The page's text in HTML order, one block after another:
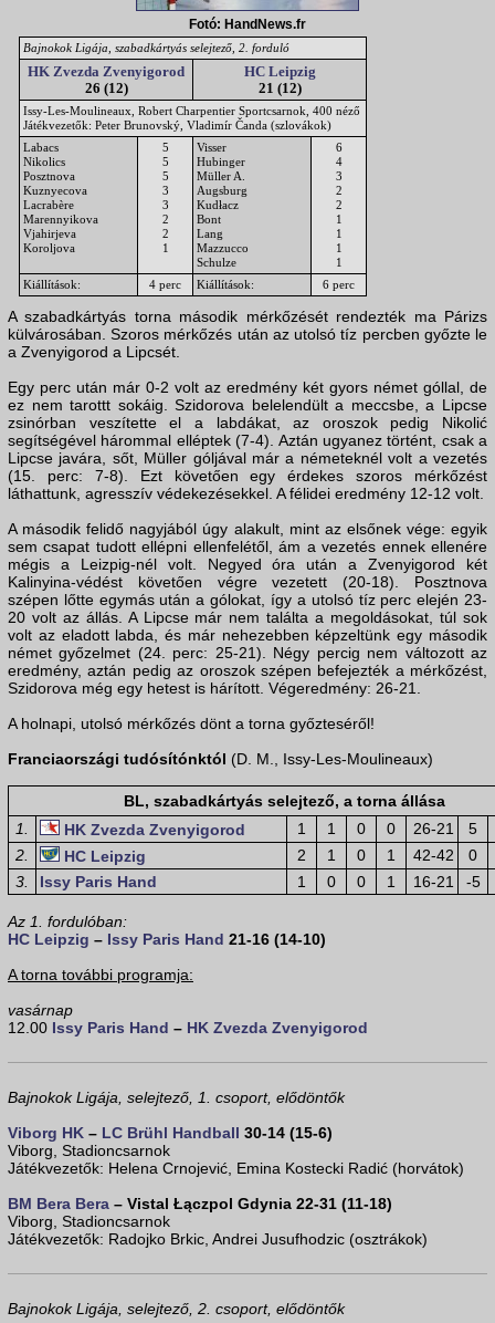
Fotó: HandNews.fr
Bajnokok Ligája, szabadkártyás selejtező, 2. forduló
HK Zvezda Zvenyigorod
26 (12)
HC Leipzig
21 (12)
Issy-Les-Moulineaux, Robert Charpentier Sportcsarnok, 400 néző
Játékvezetők: Peter Brunovský, Vladimír Čanda (szlovákok)
Labacs
Nikolics
Posztnova
Kuznyecova
Lacrabère
Marennyikova
Vjahirjeva
Koroljova
5
5
5
3
3
2
2
1
Visser
Hubinger
Müller A.
Augsburg
Kudłacz
Bont
Lang
Mazzucco
Schulze
6
4
3
2
2
1
1
1
1
Kiállítások:
4 perc Kiállítások: 6 perc
A szabadkártyás torna második mérkőzését rendezték ma Párizs
külvárosában. Szoros mérkőzés után az utolsó tíz percben győzte le
a Zvenyigorod a Lipcsét.
Egy perc után már 0-2 volt az eredmény két gyors német góllal, de
ez nem tarottt sokáig. Szidorova belelendült a meccsbe, a Lipcse
zsinórban veszítette el a labdákat, az oroszok pedig Nikolić
segítségével hárommal elléptek (7-4). Aztán ugyanez történt, csak a
Lipcse javára, sőt, Müller góljával már a németeknél volt a vezetés
(15. perc: 7-8). Ezt követően egy érdekes szoros mérkőzést
láthattunk, agresszív védekezésekkel. A félidei eredmény 12-12 volt.
A második felidő nagyjából úgy alakult, mint az elsőnek vége: egyik
sem csapat tudott ellépni ellenfelétől, ám a vezetés ennek ellenére
mégis a Leizpig-nél volt. Negyed óra után a Zvenyigorod két
Kalinyina-védést követően végre vezetett (20-18). Posztnova
szépen lőtte egymás után a gólokat, így a utolsó tíz perc elején 23-
20 volt az állás. A Lipcse már nem találta a megoldásokat, túl sok
volt az eladott labda, és már nehezebben képzeltünk egy második
német győzelmet (24. perc: 25-21). Négy percig nem változott az
eredmény, aztán pedig az oroszok szépen befejezték a mérkőzést,
Szidorova még egy hetest is hárított. Végeredmény: 26-21.
A holnapi, utolsó mérkőzés dönt a torna győzteséről!
Franciaországi tudósítónktól (D. M., Issy-Les-Moulineaux)
BL, szabadkártyás selejtező, a torna állása
1.
HK Zvezda Zvenyigorod 1 1 0 0 26-21
5
2.
HC Leipzig 2 1 0 1 42-42
0
3.
Issy Paris Hand 1 0 0 1 16-21 -5
Az 1. fordulóban:
HC Leipzig – Issy Paris Hand 21-16 (14-10)
A torna további programja:
vasárnap
12.00 Issy Paris Hand – HK Zvezda Zvenyigorod
Bajnokok Ligája, selejtező, 1. csoport, elődöntők
Viborg HK – LC Brühl Handball 30-14 (15-6)
Viborg, Stadioncsarnok
Játékvezetők: Helena Crnojević, Emina Kostecki Radić (horvátok)
BM Bera Bera – Vistal Łączpol Gdynia 22-31 (11-18)
Viborg, Stadioncsarnok
Játékvezetők: Radojko Brkic, Andrei Jusufhodzic (osztrákok)
Bajnokok Ligája, selejtező, 2. csoport, elődöntők